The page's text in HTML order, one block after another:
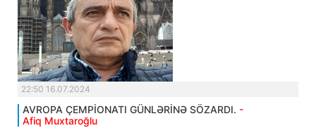
22:50 16.07.2024
AVROPA ÇEMPİONATI GÜNLƏRİNƏ SÖZARDI. -
Afiq Muxtaroğlu